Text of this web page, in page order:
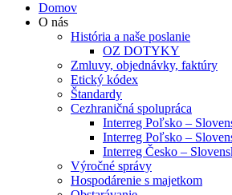
Domov
O nás
História a naše poslanie
OZ DOTYKY
Zmluvy, objednávky, faktúry
Etický kódex
Štandardy
Cezhraničná spolupráca
Interreg Poľsko –
Interreg Poľsko –
Interreg Česko –
Výročné správy
Hospodárenie s majetkom